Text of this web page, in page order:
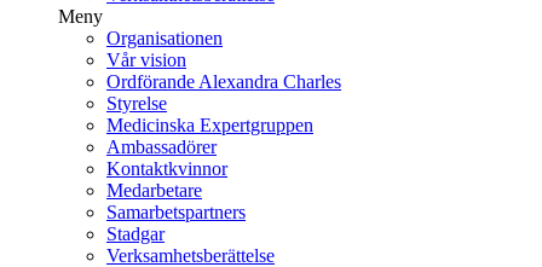
Meny
Organisationen
Vår vision
Ordförande Alexandra Charles
Styrelse
Medicinska Expertgruppen
Ambassadörer
Kontaktkvinnor
Medarbetare
Samarbetspartners
Stadgar
Verksamhetsberättelse